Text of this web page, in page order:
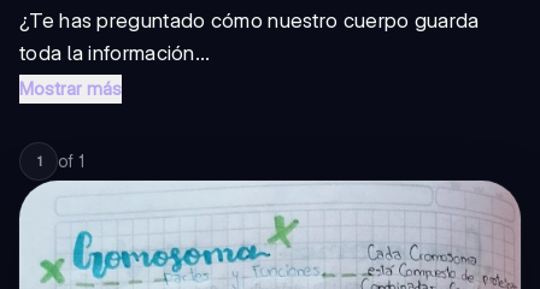
¿Te has preguntado cómo nuestro cuerpo guarda
toda la información...
Mostrar más
1 of 1